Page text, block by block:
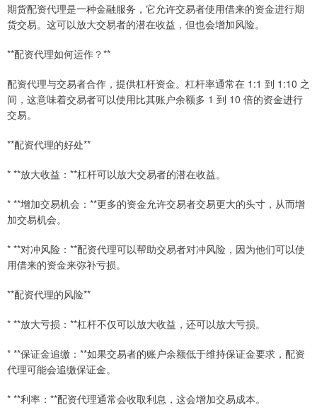
期货配资代理是一种金融服务，它允许交易者使用借来的资金进行期
货交易。这可以放大交易者的潜在收益，但也会增加风险。
**配资代理如何运作？**
配资代理与交易者合作，提供杠杆资金。杠杆率通常在 1:1 到 1:10 之
间，这意味着交易者可以使用比其账户余额多 1 到 10 倍的资金进行
交易。
**配资代理的好处**
* **放大收益：**杠杆可以放大交易者的潜在收益。
* **增加交易机会：**更多的资金允许交易者交易更大的头寸，从而增
加交易机会。
* **对冲风险：**配资代理可以帮助交易者对冲风险，因为他们可以使
用借来的资金来弥补亏损。
**配资代理的风险**
* **放大亏损：**杠杆不仅可以放大收益，还可以放大亏损。
* **保证金追缴：**如果交易者的账户余额低于维持保证金要求，配资
代理可能会追缴保证金。
* **利率：**配资代理通常会收取利息，这会增加交易成本。